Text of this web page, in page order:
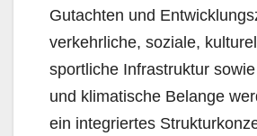
Gutachten und
verkehrliche, soziale,
sportliche Infrastruktur
und klimatische Belange
ein integriertes